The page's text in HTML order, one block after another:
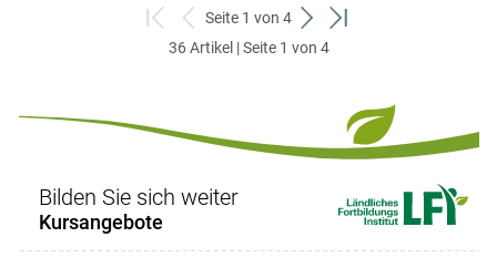
zum
ersten
zurück
zum
Seite 1 von 4
weiter
zum
zum
36 Artikel | Seite 1 von 4
Bilden Sie sich weiter
Kursangebote